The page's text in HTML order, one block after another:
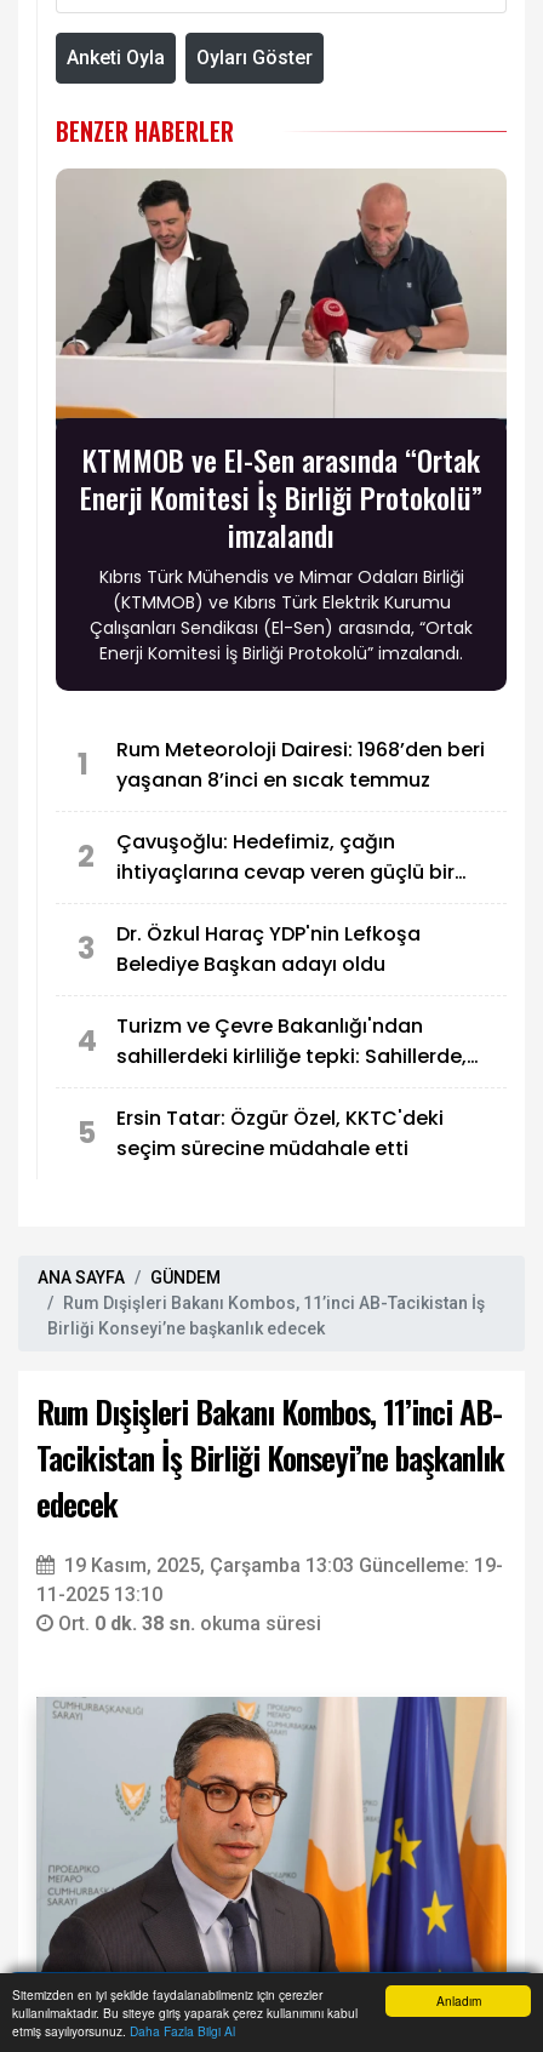
Anladım
Sitemizden en iyi şekilde faydalanabilmeniz için çerezler
kullanılmaktadır. Bu siteye giriş yaparak çerez kullanımını kabul
etmiş sayılıyorsunuz. Daha Fazla Bilgi Al
Anketi Oyla Oyları Göster
BENZER HABERLER
KTMMOB ve El-Sen arasında “Ortak
Enerji Komitesi İş Birliği Protokolü”
imzalandı
Kıbrıs Türk Mühendis ve Mimar Odaları Birliği
(KTMMOB) ve Kıbrıs Türk Elektrik Kurumu
Çalışanları Sendikası (El-Sen) arasında, “Ortak
Enerji Komitesi İş Birliği Protokolü” imzalandı.
1
Rum Meteoroloji Dairesi: 1968’den beri
yaşanan 8’inci en sıcak temmuz
2
Çavuşoğlu: Hedefimiz, çağın
ihtiyaçlarına cevap veren güçlü bir
3
Dr. Özkul Haraç YDP'nin Lefkoşa
Belediye Başkan adayı oldu
4
Turizm ve Çevre Bakanlığı'ndan
sahillerdeki kirliliğe tepki: Sahillerde,
5
Ersin Tatar: Özgür Özel, KKTC'deki
seçim sürecine müdahale etti
ANA SAYFA
GÜNDEM
Rum Dışişleri Bakanı Kombos, 11’inci AB-Tacikistan İş
Birliği Konseyi’ne başkanlık edecek
Rum Dışişleri Bakanı Kombos, 11’inci AB-
Tacikistan İş Birliği Konseyi’ne başkanlık
edecek
19 Kasım, 2025, Çarşamba 13:03 Güncelleme: 19-
11-2025 13:10
Ort. 0 dk. 38 sn. okuma süresi
Rum Dışişleri Bakanı Konstantinos Kombos,
Anasayfa Yazarlar Haber Ara İhbar Hattı Menu